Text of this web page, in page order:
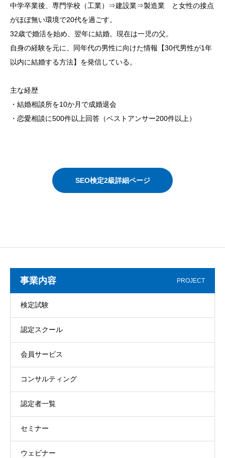
中学卒業後、専門学校（工業）⇒建設業⇒製造業 と女性の接点
がほぼ無い環境で20代を過ごす。
32歳で婚活を始め、翌年に結婚。現在は一児の父。
自身の経験を元に、同年代の男性に向けた情報【30代男性が1年
以内に結婚する方法】を発信している。
主な経歴
・結婚相談所を10か月で成婚退会
・恋愛相談に500件以上回答（ベストアンサー200件以上）
SEO検定2級詳細ページ
事業内容 PROJECT
検定試験
認定スクール
会員サービス
コンサルティング
認定者一覧
セミナー
ウェビナー